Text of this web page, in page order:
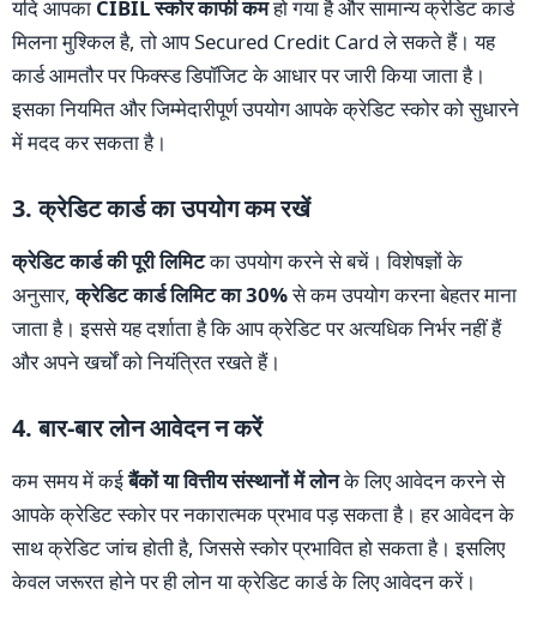
यदि आपका CIBIL स्कोर काफी कमहो गया है और सामान्य क्रेडिट कार्ड
मिलना मुश्किल है, तो आप Secured Credit Card ले सकते हैं। यह
कार्ड आमतौर पर फिक्स्ड डिपॉजिट के आधार पर जारी किया जाता है।
इसका नियमित और जिम्मेदारीपूर्ण उपयोग आपके क्रेडिट स्कोर को सुधारने
में मदद कर सकता है।
3. क्रेडिट कार्ड का उपयोग कम रखें
क्रेडिट कार्ड की पूरी लिमिटका उपयोग करने से बचें। विशेषज्ञों के
अनुसार,क्रेडिट कार्ड लिमिट का 30%से कम उपयोग करना बेहतर माना
जाता है। इससे यह दर्शाता है कि आप क्रेडिट पर अत्यधिक निर्भर नहीं हैं
और अपने खर्चों को नियंत्रित रखते हैं।
4. बार-बार लोन आवेदन न करें
कम समय में कईबैंकों या वित्तीय संस्थानों में लोनके लिए आवेदन करने से
आपके क्रेडिट स्कोर पर नकारात्मक प्रभाव पड़ सकता है। हर आवेदन के
साथ क्रेडिट जांच होती है, जिससे स्कोर प्रभावित हो सकता है। इसलिए
केवल जरूरत होने पर ही लोन या क्रेडिट कार्ड के लिए आवेदन करें।